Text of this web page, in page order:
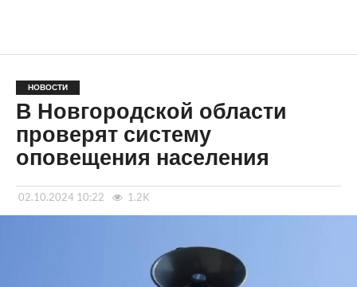
НОВОСТИ
В Новгородской области
проверят систему
оповещения населения
02.10.2024 10:22 1.2K